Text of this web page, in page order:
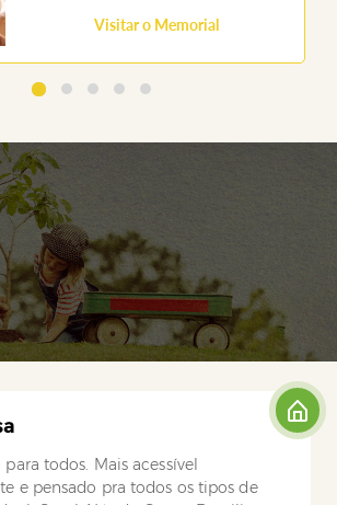
Visitar o Memorial
todos. Mais acessível
e pensado pra todos os tipos de